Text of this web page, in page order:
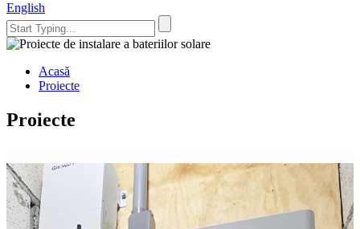
English
Acasă
Proiecte
Proiecte